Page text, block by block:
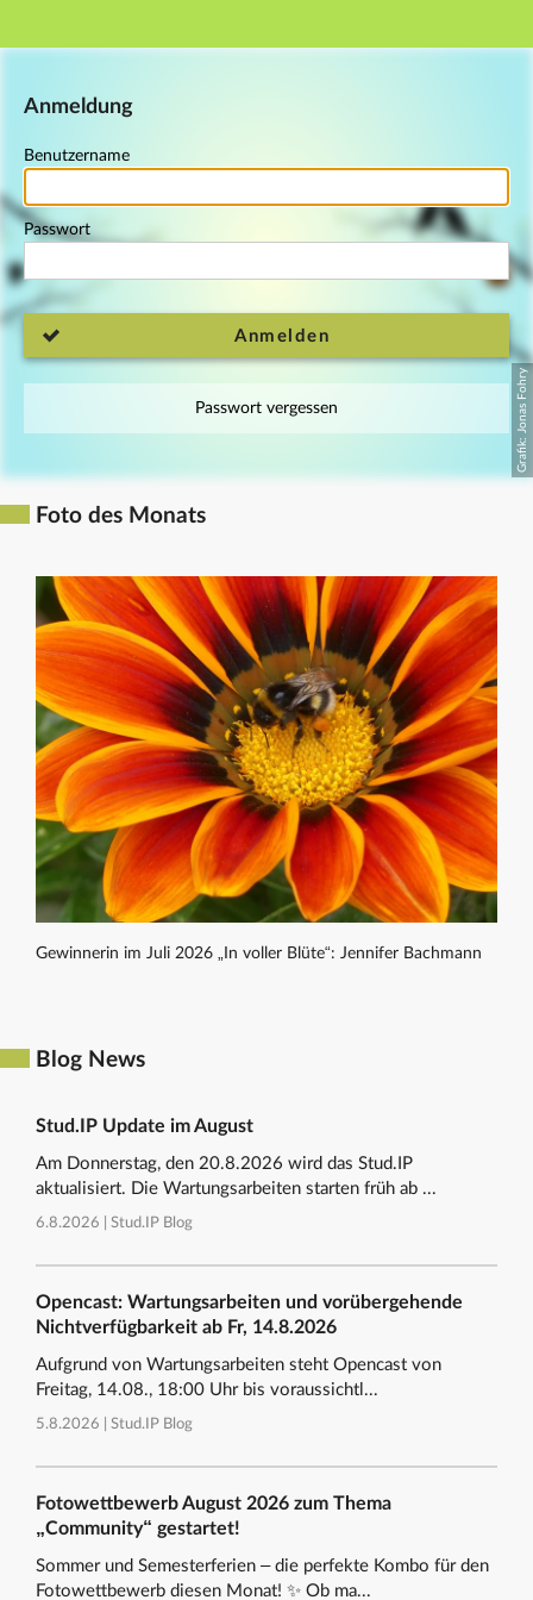
Hauptnavigation
Anmeldung
Benutzername
Passwort
Anmelden
Passwort vergessen
Foto des Monats
Gewinnerin im Juli 2026 „In voller Blüte“: Jennifer Bachmann
Blog News
Stud.IP Update im August
Am Donnerstag, den 20.8.2026 wird das Stud.IP
aktualisiert. Die Wartungsarbeiten starten früh ab ...
6.8.2026 | Stud.IP Blog
Opencast: Wartungsarbeiten und vorübergehende
Nichtverfügbarkeit ab Fr, 14.8.2026
Aufgrund von Wartungsarbeiten steht Opencast von
Freitag, 14.08., 18:00 Uhr bis voraussichtl...
5.8.2026 | Stud.IP Blog
Fotowettbewerb August 2026 zum Thema
„Community“ gestartet!
Sommer und Semesterferien – die perfekte Kombo für den
Fotowettbewerb diesen Monat! ✨ Ob ma...